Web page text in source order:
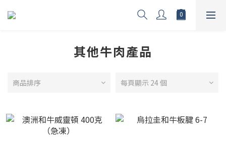
其他牛肉產品
商品排序 每頁顯示 24 個